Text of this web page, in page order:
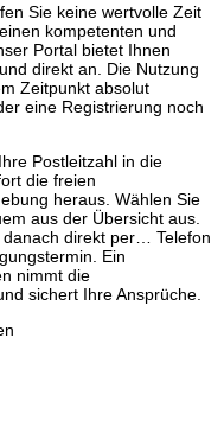
Sie keine wertvolle Zeit
kompetenten und
Portal bietet Ihnen
direkt an. Die Nutzung
Zeitpunkt absolut
eine Registrierung noch
Postleitzahl in die
die freien
heraus. Wählen Sie
aus der Übersicht aus.
direkt per… Telefon
Ein
nimmt die
sichert Ihre Ansprüche.